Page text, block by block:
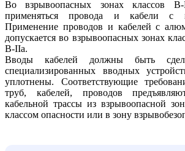
Во взрывоопасных зонах
применяться провода и кабели с
Применение проводов и кабелей с
допускается во взрывоопасных зонах
В-IIа.
Вводы кабелей должны быть
специализированных вводных
уплотнены. Соответствующие
труб, кабелей, проводов
кабельной трассы из взрывоопасной
классом опасности или в зону